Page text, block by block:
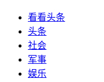
看看头条
头条
社会
军事
娱乐